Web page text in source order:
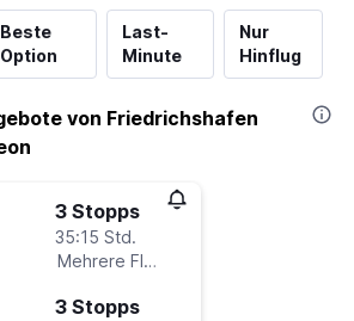
Beste
Option
Last-
Minute
Nur
Hinflug
von Friedrichshafen
3 Stopps
35:15 Std.
Mehrere Fluglinien
3 Stopps